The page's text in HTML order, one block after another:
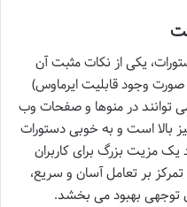
یکی از نکات مثبت آن
وجود قابلیت ایرماوس)
توانند در منوها و صفحات وب
است و به خوبی دستورات
مزیت بزرگ برای کاربران
بر تعامل آسان و سریع،
توجهی بهبود می بخشد.